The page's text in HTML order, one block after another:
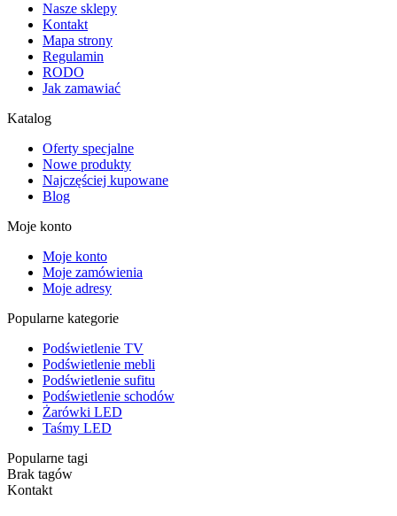
Nasze sklepy
Kontakt
Mapa strony
Regulamin
RODO
Jak zamawiać
Katalog
Oferty specjalne
Nowe produkty
Najczęściej kupowane
Blog
Moje konto
Moje konto
Moje zamówienia
Moje adresy
Popularne kategorie
Podświetlenie TV
Podświetlenie mebli
Podświetlenie sufitu
Podświetlenie schodów
Żarówki LED
Taśmy LED
Popularne tagi
Brak tagów
Kontakt